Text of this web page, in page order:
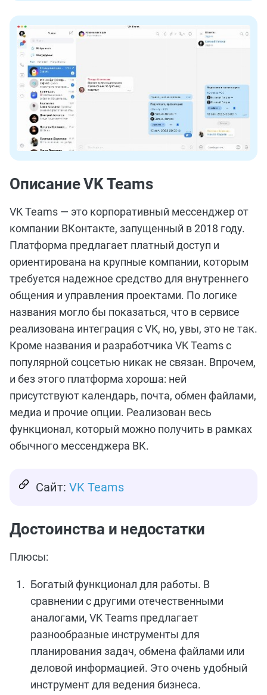
Описание VK Teams
VK Teams — это корпоративный мессенджер от
компании ВКонтакте, запущенный в 2018 году.
Платформа предлагает платный доступ и
ориентирована на крупные компании, которым
требуется надежное средство для внутреннего
общения и управления проектами. По логике
названия могло бы показаться, что в сервисе
реализована интеграция с VK, но, увы, это не так.
Кроме названия и разработчика VK Teams с
популярной соцсетью никак не связан. Впрочем,
и без этого платформа хороша: ней
присутствуют календарь, почта, обмен файлами,
медиа и прочие опции. Реализован весь
функционал, который можно получить в рамках
обычного мессенджера ВК.
Сайт: VK Teams
Достоинства и недостатки
Плюсы:
Богатый функционал для работы. В
сравнении с другими отечественными
аналогами, VK Teams предлагает
разнообразные инструменты для
планирования задач, обмена файлами или
деловой информацией. Это очень удобный
инструмент для ведения бизнеса.